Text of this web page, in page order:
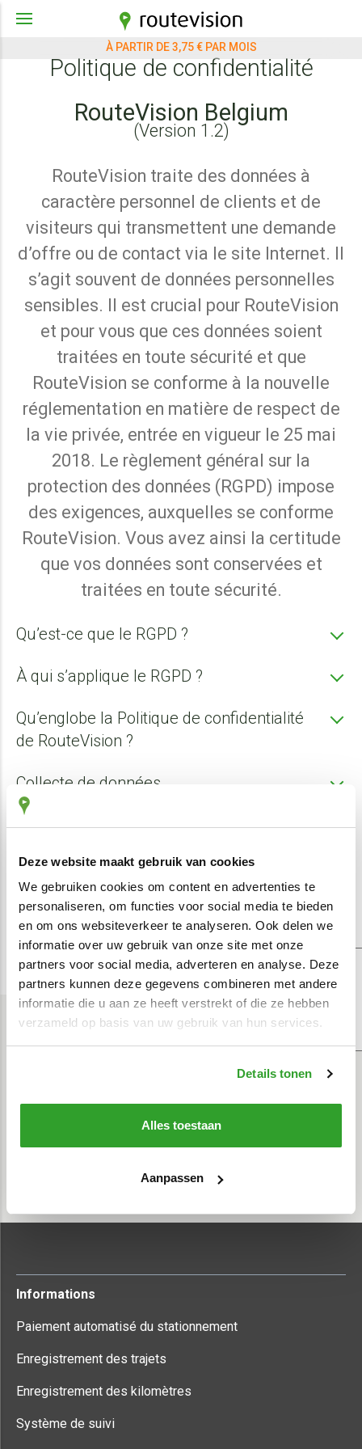
Deze website maakt gebruik van cookies
We gebruiken cookies om content en advertenties te
personaliseren, om functies voor social media te bieden
en om ons websiteverkeer te analyseren. Ook delen we
informatie over uw gebruik van onze site met onze
partners voor social media, adverteren en analyse. Deze
partners kunnen deze gegevens combineren met andere
informatie die u aan ze heeft verstrekt of die ze hebben
verzameld op basis van uw gebruik van hun services.
Details tonen
Alles toestaan
Aanpassen
À PARTIR DE 3,75 € PAR MOIS
Politique de confidentialité
RouteVision Belgium
(Version 1.2)
RouteVision traite des données à
caractère personnel de clients et de
visiteurs qui transmettent une demande
d’offre ou de contact via le site Internet. Il
s’agit souvent de données personnelles
sensibles. Il est crucial pour RouteVision
et pour vous que ces données soient
traitées en toute sécurité et que
RouteVision se conforme à la nouvelle
réglementation en matière de respect de
la vie privée, entrée en vigueur le 25 mai
2018. Le règlement général sur la
protection des données (RGPD) impose
des exigences, auxquelles se conforme
RouteVision. Vous avez ainsi la certitude
que vos données sont conservées et
traitées en toute sécurité.
Qu’est-ce que le RGPD ?
À qui s’applique le RGPD ?
Qu’englobe la Politique de confidentialité
de RouteVision ?
Collecte de données
En complétant l'un des formulaires disponibles sur notre
données à disposition de RouteVision Belgium
Demandes d’offres
Nom de l’entreprise - Permet à RouteVision de savoir
remettre une offre sur mesure.
Adresse e-mail - Permet à RouteVision de vous
lequel de ses partenaires vous a redirigé.
Numéro de téléphone - Permet à RouteVision de
vous appeler, par exemple pour définir avec vous
quelle formule répond le mieux à vos besoins.
Code de conduite
ici
(uniquement disponible en néerlandais)
Fondement du traitement licite
Durée de conservation
Droits
Vos droits
Nos clients sont extrêmement satisfaits de
services.
Découvrez ici tous les avis de nos clients
Informations
Paiement automatisé du stationnement
Enregistrement des trajets
Enregistrement des kilomètres
Système de suivi